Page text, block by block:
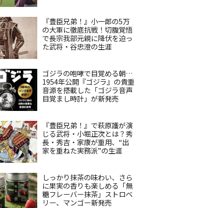
『豊臣兄弟！』小一郎の5万
の大軍に徹底抗戦！切腹覚悟
で長宗我部元親に降伏を迫っ
た武将・谷忠澄の生涯
ゴジラの咆哮で目覚める朝…
1954年公開『ゴジラ』の貴重
音源を搭載した「ゴジラ音声
目覚まし時計」が新発売
『豊臣兄弟！』で萩原護が演
じる武将・小堀正次とは？秀
長・秀吉・家康が重用、“出
家を重ねた実務派”の生涯
しっかり抹茶の味わい、さら
に果実の香りも楽しめる「無
糖フレーバー抹茶」ストロベ
リー、マンゴー新発売